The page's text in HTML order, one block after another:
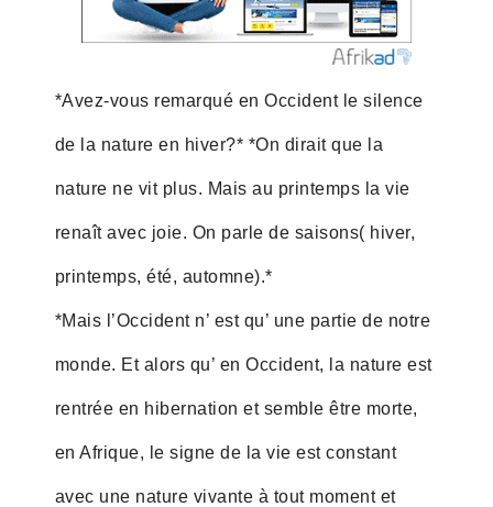
*Avez-vous remarqué en Occident le silence
de la nature en hiver?* *On dirait que la
nature ne vit plus. Mais au printemps la vie
renaît avec joie. On parle de saisons( hiver,
printemps, été, automne).*
*Mais l’Occident n’ est qu’ une partie de notre
monde. Et alors qu’ en Occident, la nature est
rentrée en hibernation et semble être morte,
en Afrique, le signe de la vie est constant
avec une nature vivante à tout moment et